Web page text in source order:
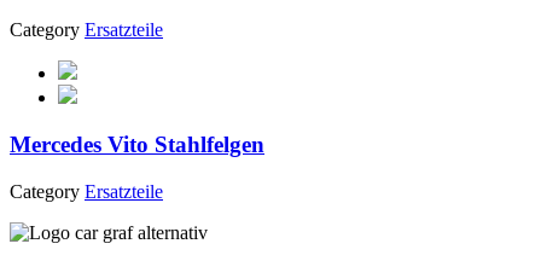
Category Ersatzteile
Mercedes Vito Stahlfelgen
Category Ersatzteile